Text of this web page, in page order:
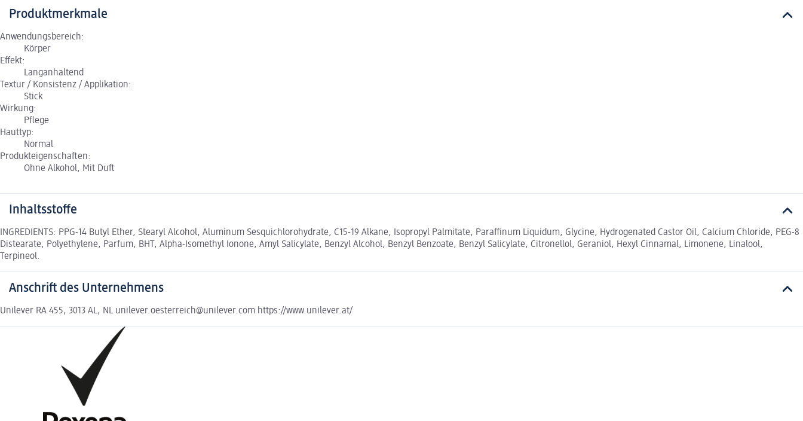
Produktmerkmale
Anwendungsbereich:
Körper
Effekt:
Langanhaltend
Textur / Konsistenz / Applikation:
Stick
Wirkung:
Pflege
Hauttyp:
Normal
Produkteigenschaften:
Ohne Alkohol, Mit Duft
Inhaltsstoffe
INGREDIENTS: PPG-14 Butyl Ether, Stearyl Alcohol, Aluminum Sesquichlorohydrate, C15-19 Alkane, Isopropyl Palmitate, Paraffinum Liquidum, Glycine, Hydrogenated Castor Oil, Calcium Chloride, PEG-8
Distearate, Polyethylene, Parfum, BHT, Alpha-Isomethyl Ionone, Amyl Salicylate, Benzyl Alcohol, Benzyl Benzoate, Benzyl Salicylate, Citronellol, Geraniol, Hexyl Cinnamal, Limonene, Linalool,
Terpineol.
Anschrift des Unternehmens
Unilever RA 455, 3013 AL, NL unilever.oesterreich@unilever.com https://www.unilever.at/